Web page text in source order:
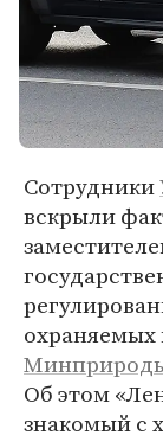
Сотрудники
вскрыли
Об этом
знакомый с